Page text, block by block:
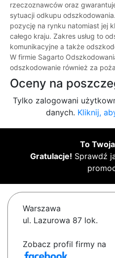
rzeczoznawców oraz
sytuacji odkupu
pozycję na rynku natomiast jej
całego kraju. Zakres usług to
komunikacyjne a także
W firmie Sagarto
odszkodowanie również za
Oceny na
Tylko zalogowani
danych. Kliknij,
To
Gratulacje! Sprawdź
Warszawa
ul. Lazurowa 87 lok.
Zobacz profil firmy na